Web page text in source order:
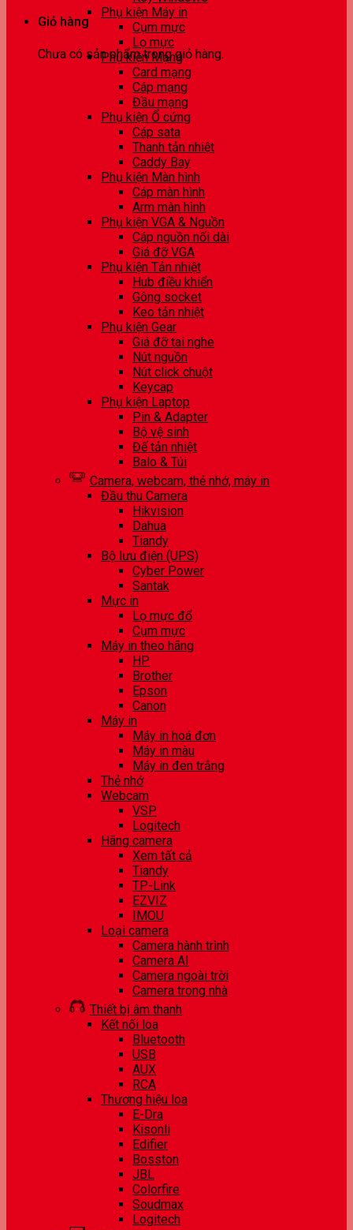
Giỏ hàng
Chưa có sản phẩm trong giỏ hàng.
Phụ kiện Máy in
Cụm mực
Lọ mực
Phụ kiện Mạng
Card mạng
Cáp mạng
Đầu mạng
Phụ kiện Ổ cứng
Cáp sata
Thanh tản nhiệt
Caddy Bay
Phụ kiện Màn hình
Cáp màn hình
Arm màn hình
Phụ kiện VGA & Nguồn
Cáp nguồn nối dài
Giá đỡ VGA
Phụ kiện Tản nhiệt
Hub điều khiển
Gông socket
Keo tản nhiệt
Phụ kiện Gear
Giá đỡ tai nghe
Nút nguồn
Nút click chuột
Keycap
Phụ kiện Laptop
Pin & Adapter
Bộ vệ sinh
Đế tản nhiệt
Balo & Túi
Camera, webcam, thẻ nhớ, máy in
Đầu thu Camera
Hikvision
Dahua
Tiandy
Bộ lưu điện (UPS)
Cyber Power
Santak
Mực in
Lọ mực đổ
Cụm mực
Máy in theo hãng
HP
Brother
Epson
Canon
Máy in
Máy in hoá đơn
Máy in màu
Máy in đen trắng
Thẻ nhớ
Webcam
VSP
Logitech
Hãng camera
Xem tất cả
Tiandy
TP-Link
EZVIZ
IMOU
Loại camera
Camera hành trình
Camera AI
Camera ngoài trời
Camera trong nhà
Thiết bị âm thanh
Kết nối loa
Bluetooth
USB
AUX
RCA
Thương hiệu loa
E-Dra
Kisonli
Edifier
Bosston
JBL
Colorfire
Soudmax
Logitech